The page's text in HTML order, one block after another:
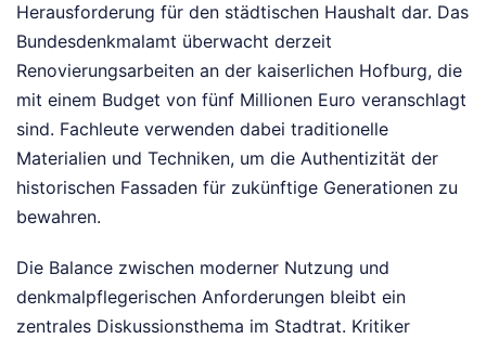
Herausforderung für den städtischen Haushalt dar. Das
Bundesdenkmalamt überwacht derzeit
Renovierungsarbeiten an der kaiserlichen Hofburg, die
mit einem Budget von fünf Millionen Euro veranschlagt
sind. Fachleute verwenden dabei traditionelle
Materialien und Techniken, um die Authentizität der
historischen Fassaden für zukünftige Generationen zu
bewahren.
Die Balance zwischen moderner Nutzung und
denkmalpflegerischen Anforderungen bleibt ein
zentrales Diskussionsthema im Stadtrat. Kritiker